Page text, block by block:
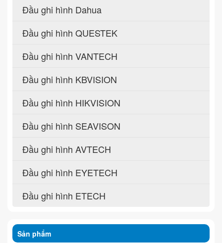
Đầu ghi hình Dahua
Đầu ghi hình QUESTEK
Đầu ghi hình VANTECH
Đầu ghi hình KBVISION
Đầu ghi hình HIKVISION
Đầu ghi hình SEAVISON
Đầu ghi hình AVTECH
Đầu ghi hình EYETECH
Đầu ghi hình ETECH
Sản phẩm